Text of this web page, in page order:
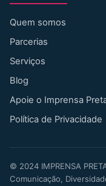
Quem somos
Parcerias
Serviços
Blog
Apoie o Imprensa
Política de Privacidade
© 2024 IMPRENSA
Comunicação,